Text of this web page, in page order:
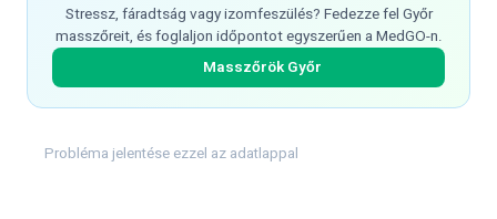
Stressz, fáradtság vagy izomfeszülés? Fedezze fel Győr
masszőreit, és foglaljon időpontot egyszerűen a MedGO-n.
Masszőrök Győr
Probléma jelentése ezzel az adatlappal